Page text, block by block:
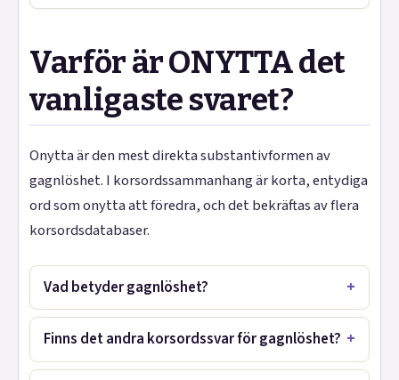
Varför är ONYTTA det
vanligaste svaret?
Onytta är den mest direkta substantivformen av
gagnlöshet. I korsordssammanhang är korta, entydiga
ord som onytta att föredra, och det bekräftas av flera
korsordsdatabaser.
Vad betyder gagnlöshet?
Finns det andra korsordssvar för gagnlöshet?